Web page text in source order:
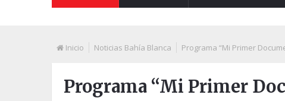
Inicio Noticias Bahía Blanca Programa “Mi Primer
Programa “Mi Primer